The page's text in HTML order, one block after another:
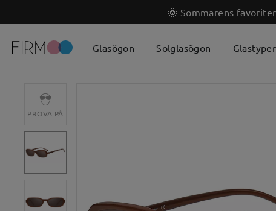
🌞 Sommarens
Glasögon Solglasögon Glastyper
PROVA PÅ